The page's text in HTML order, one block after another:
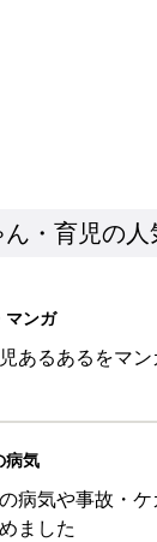
・育児の人
マンガ
あるあるをマン
病気
病気や事故・
ました